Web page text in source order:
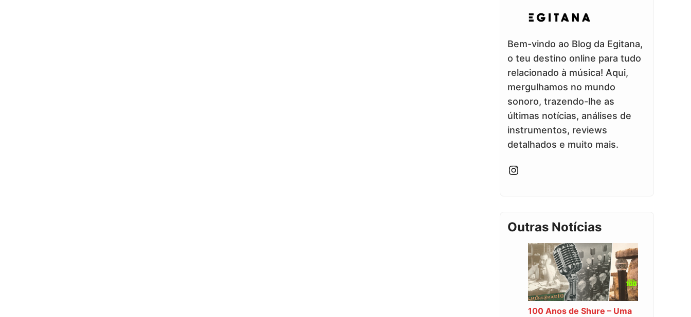
Bem-vindo ao Blog da Egitana,
o teu destino online para tudo
relacionado à música! Aqui,
mergulhamos no mundo
sonoro, trazendo-lhe as
últimas notícias, análises de
instrumentos, reviews
detalhados e muito mais.
Instagram
Outras Notícias
100 Anos de Shure – Uma